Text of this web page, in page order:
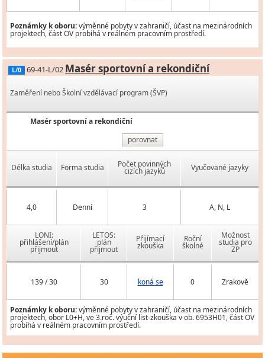
Poznámky k oboru:výměnné pobyty v zahraničí, účast na mezinárodních
projektech, část OV probíhá v reálném pracovním prostředí.
L/0 69-41-L/02 Masér sportovní a rekondiční
Zaměření nebo Školní vzdělávací program (ŠVP)
Masér sportovní a rekondiční
porovnat
Délka studia Forma studia Počet povinných
cizích jazyků Vyučované jazyky
4,0 Denní 3 A, N, L
LONI:
přihlášení/plán
přijmout
LETOS:
plán
přijmout
Přijímací
zkouška
Roční
školné
Možnost
studia pro
ZP
139 / 30 30 koná se 0 Zrakově
Poznámky k oboru:výměnné pobyty v zahraničí, účast na mezinárodních
projektech, obor L0+H, ve 3.roč. výuční list-zkouška v ob. 6953H01, část OV
probíhá v reálném pracovním prostředí.